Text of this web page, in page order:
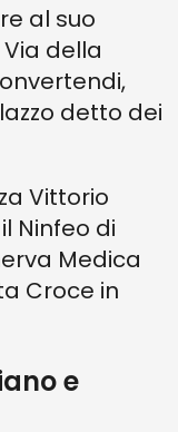
al suo
della
detto dei
Vittorio
Ninfeo di
Medica
Croce in
e